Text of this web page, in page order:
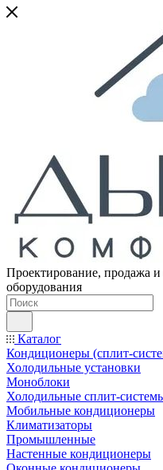
Проектирование, продажа
оборудования
Каталог
Кондиционеры (сплит-
Холодильные установки
Моноблоки
Холодильные сплит-
Мобильные кондиционеры
Климатизаторы
Промышленные
Настенные кондиционеры